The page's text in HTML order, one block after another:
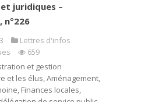
juridiques –
n°226
Lettres d'infos
659
et gestion
et les élus, Aménagement,
Finances locales,